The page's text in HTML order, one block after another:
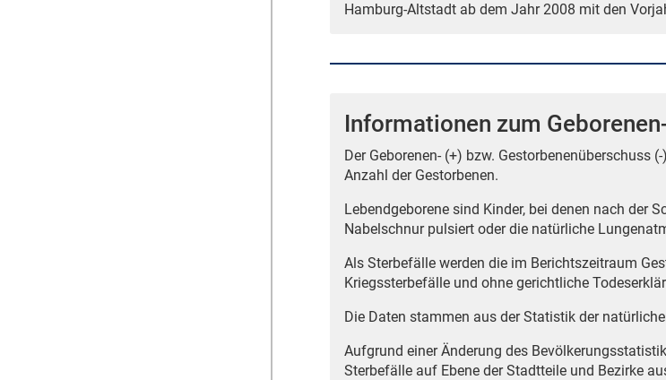
Hamburg-Altstadt ab dem Jahr 2008 mit den
Informationen zum
Der Geborenen- (+) bzw. Gestorbenenüberschuss
Anzahl der Gestorbenen.
Lebendgeborene sind Kinder, bei denen nach der
Nabelschnur pulsiert oder die natürliche
Als Sterbefälle werden die im Berichtszeitraum
Kriegssterbefälle und ohne gerichtliche
Die Daten stammen aus der Statistik der
Aufgrund einer Änderung des
Sterbefälle auf Ebene der Stadtteile und Bezirke